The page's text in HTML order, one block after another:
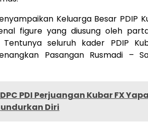
Keluarga Besar PDIP
figure yang diusung oleh
seluruh kader PDIP
Pasangan Rusmadi –
PDI Perjuangan Kubar FX
Diri